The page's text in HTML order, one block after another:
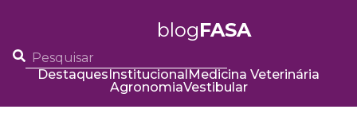
blogFASA
DestaquesInstitucionalMedicina Veterinária
AgronomiaVestibular